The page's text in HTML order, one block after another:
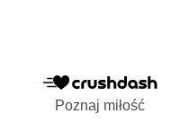
Poznaj miłość